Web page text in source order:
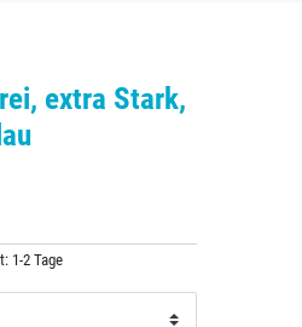
extra Stark,
1-2 Tage